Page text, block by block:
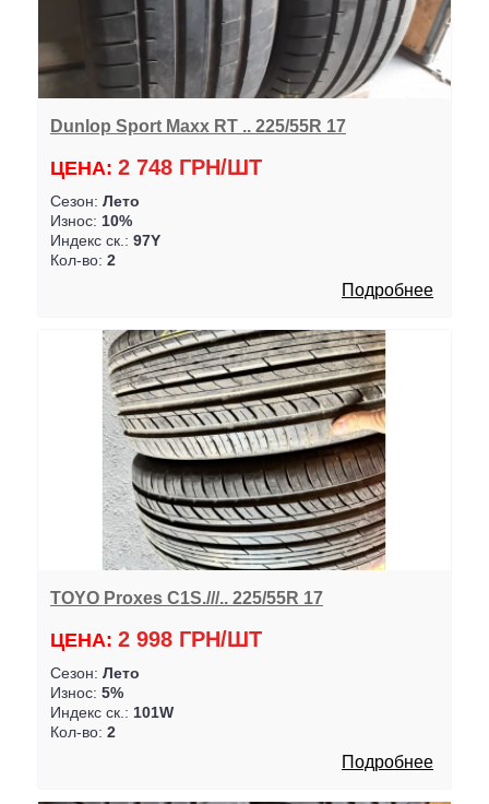
Dunlop Sport Maxx RT .. 225/55R 17
ЦЕНА: 2 748 ГРН/ШТ
Сезон: Лето
Износ: 10%
Индекс ск.: 97Y
Кол-во: 2
Подробнее
TOYO Proxes C1S.///.. 225/55R 17
ЦЕНА: 2 998 ГРН/ШТ
Сезон: Лето
Износ: 5%
Индекс ск.: 101W
Кол-во: 2
Подробнее